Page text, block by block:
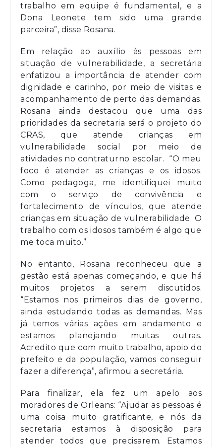
trabalho em equipe é fundamental, e a
Dona Leonete tem sido uma grande
parceira”, disse Rosana.
Em relação ao auxílio às pessoas em
situação de vulnerabilidade, a secretária
enfatizou a importância de atender com
dignidade e carinho, por meio de visitas e
acompanhamento de perto das demandas.
Rosana ainda destacou que uma das
prioridades da secretaria será o projeto do
CRAS, que atende crianças em
vulnerabilidade social por meio de
atividades no contraturno escolar. “O meu
foco é atender as crianças e os idosos.
Como pedagoga, me identifiquei muito
com o serviço de convivência e
fortalecimento de vínculos, que atende
crianças em situação de vulnerabilidade. O
trabalho com os idosos também é algo que
me toca muito.”
No entanto, Rosana reconheceu que a
gestão está apenas começando, e que há
muitos projetos a serem discutidos.
“Estamos nos primeiros dias de governo,
ainda estudando todas as demandas. Mas
já temos várias ações em andamento e
estamos planejando muitas outras.
Acredito que com muito trabalho, apoio do
prefeito e da população, vamos conseguir
fazer a diferença”, afirmou a secretária.
Para finalizar, ela fez um apelo aos
moradores de Orleans: “Ajudar as pessoas é
uma coisa muito gratificante, e nós da
secretaria estamos à disposição para
atender todos que precisarem. Estamos